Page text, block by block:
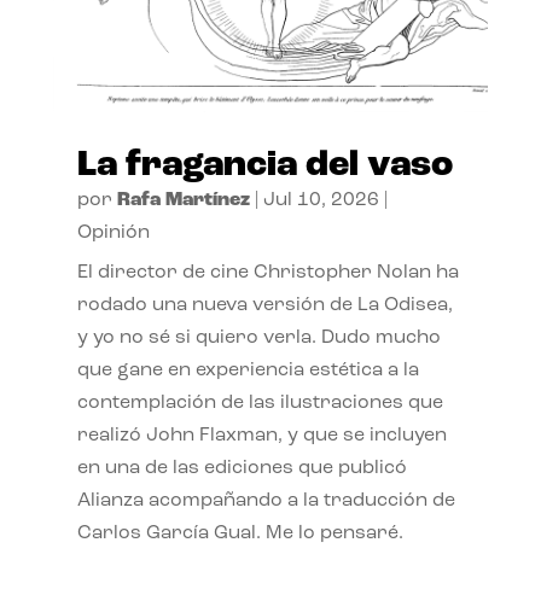
La fragancia del vaso
por Rafa Martínez| Jul 10, 2026
Opinión
El director de cine Christopher Nolan ha
rodado una nueva versión de La Odisea,
y yo no sé si quiero verla. Dudo mucho
que gane en experiencia estética a la
contemplación de las ilustraciones que
realizó John Flaxman, y que se incluyen
en una de las ediciones que publicó
Alianza acompañando a la traducción de
Carlos García Gual. Me lo pensaré.